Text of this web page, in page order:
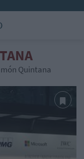
Quintana